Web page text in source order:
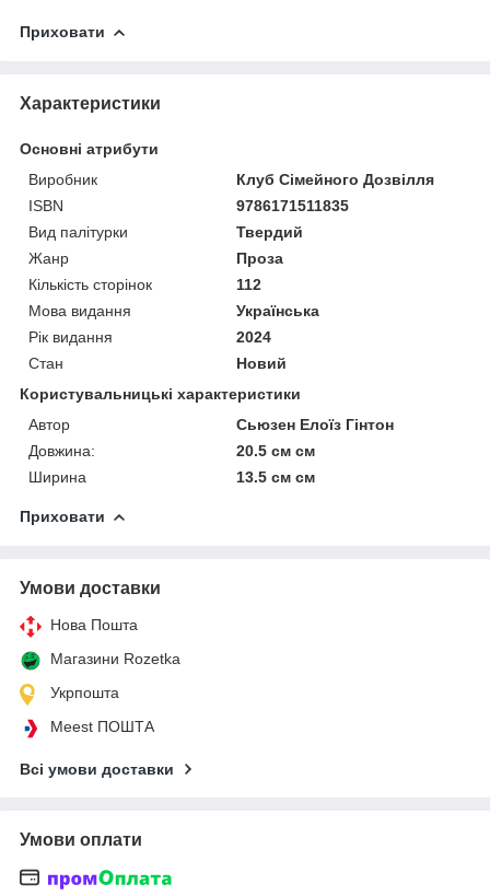
Приховати
Характеристики
Основні атрибути
Виробник
Клуб Сімейного Дозвілля
ISBN
9786171511835
Вид палітурки
Твердий
Жанр
Проза
Кількість сторінок
112
Мова видання
Українська
Рік видання
2024
Стан
Новий
Користувальницькі характеристики
Автор
Сьюзен Елоїз Гінтон
Довжина:
20.5 см см
Ширина
13.5 см см
Приховати
Умови доставки
Нова Пошта
Магазини Rozetka
Укрпошта
Meest ПОШТА
Всі умови доставки
Умови оплати